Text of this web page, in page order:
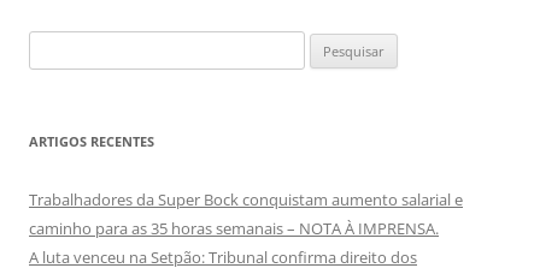
por:
ARTIGOS RECENTES
Trabalhadores da Super Bock conquistam aumento salarial e
caminho para as 35 horas semanais – NOTA À IMPRENSA.
A luta venceu na Setpão: Tribunal confirma direito dos